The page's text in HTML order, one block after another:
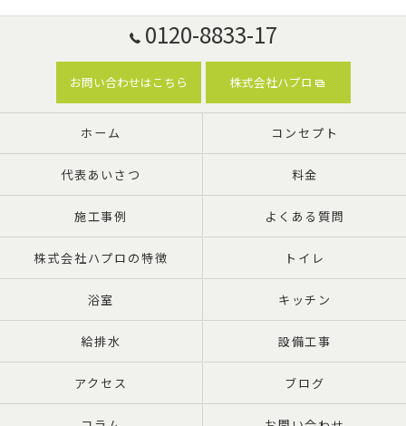
0120-8833-17
お問い合わせはこちら 株式会社ハプロ
ホーム コンセプト
代表あいさつ 料金
施工事例 よくある質問
株式会社ハプロの特徴 トイレ
浴室 キッチン
給排水 設備工事
アクセス ブログ